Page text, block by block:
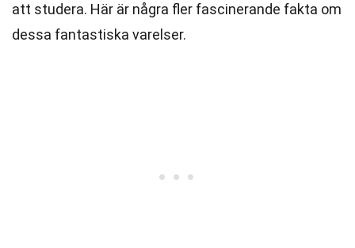
att studera. Här är några fler fascinerande fakta om
dessa fantastiska varelser.